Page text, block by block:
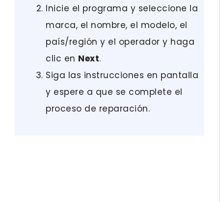
Inicie el programa y seleccione la
marca, el nombre, el modelo, el
país/región y el operador y haga
clic en Next.
Siga las instrucciones en pantalla
y espere a que se complete el
proceso de reparación.